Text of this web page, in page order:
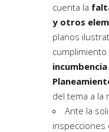
cuenta la
y otros
planos
del tema a la
Ante la
inspecciones